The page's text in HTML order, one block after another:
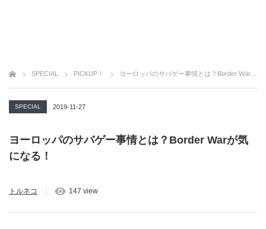
SPECIAL PICKUP！ ヨーロッパのサバゲー事情とは？Border Warが気になる！
SPECIAL 2019-11-27
ヨーロッパのサバゲー事情とは？Border Warが気
になる！
トルネコ 147 view